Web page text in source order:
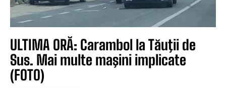
ULTIMA ORĂ: Carambol la Tăuţii de
Sus. Mai multe maşini implicate
(FOTO)